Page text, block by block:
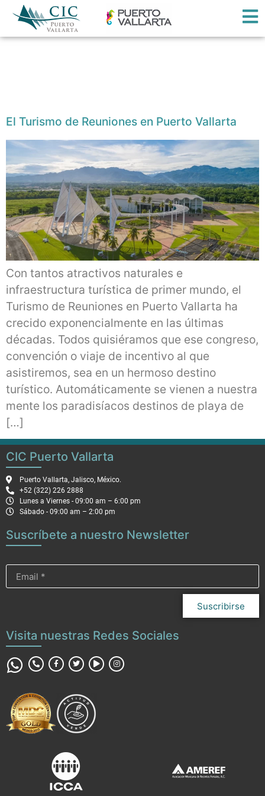
El Turismo de Reuniones en Puerto Vallarta
Con tantos atractivos naturales e
infraestructura turística de primer mundo, el
Turismo de Reuniones en Puerto Vallarta ha
crecido exponencialmente en las últimas
décadas. Todos quisiéramos que ese congreso,
convención o viaje de incentivo al que
asistiremos, sea en un hermoso destino
turístico. Automáticamente se vienen a nuestra
mente los paradisíacos destinos de playa de
[…]
CIC Puerto Vallarta
Puerto Vallarta, Jalisco, México.
+52 (322) 226 2888
Lunes a Viernes - 09:00 am – 6:00 pm
Sábado - 09:00 am – 2:00 pm
Suscríbete a nuestro Newsletter
Suscribirse
Visita nuestras Redes Sociales